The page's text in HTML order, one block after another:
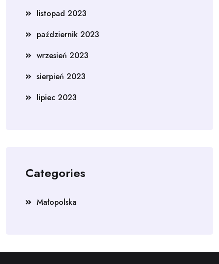
listopad 2023
październik 2023
wrzesień 2023
sierpień 2023
lipiec 2023
Categories
Małopolska